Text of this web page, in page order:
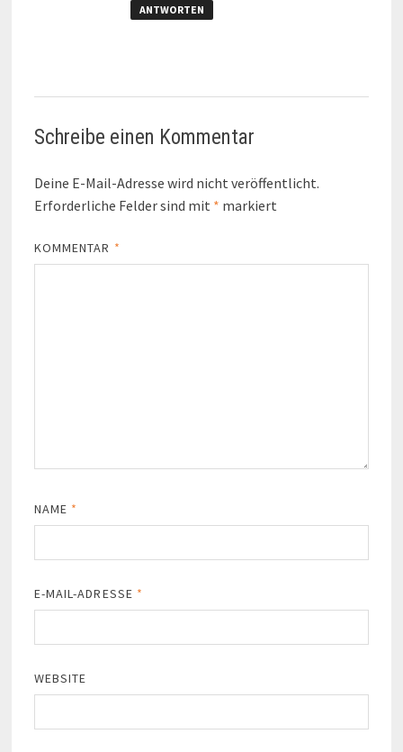
ANTWORTEN
Schreibe einen Kommentar
Deine E-Mail-Adresse wird nicht veröffentlicht.
Erforderliche Felder sind mit * markiert
KOMMENTAR *
NAME *
E-MAIL-ADRESSE *
WEBSITE